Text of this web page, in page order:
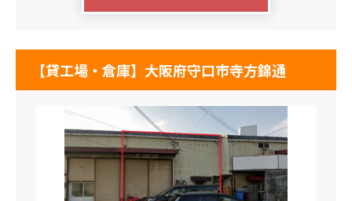
【貸工場・倉庫】大阪府守口市寺方錦通